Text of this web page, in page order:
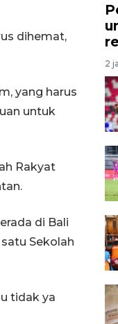
dihemat,
yang harus
untuk
Rakyat
di Bali
Sekolah
tidak ya
2